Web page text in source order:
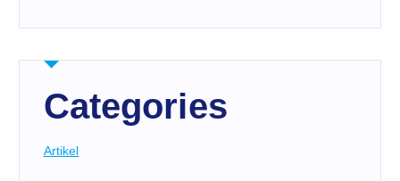
Categories
Artikel